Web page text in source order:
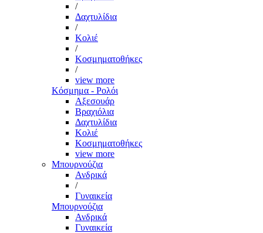
/
Δαχτυλίδια
/
Κολιέ
/
Κοσμηματοθήκες
/
view more
Κόσμημα - Ρολόι
Αξεσουάρ
Βραχιόλια
Δαχτυλίδια
Κολιέ
Κοσμηματοθήκες
view more
Μπουρνούζια
Ανδρικά
/
Γυναικεία
Μπουρνούζια
Ανδρικά
Γυναικεία